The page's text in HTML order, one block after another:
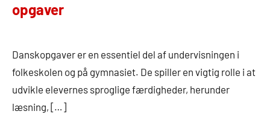
opgaver
oktober
2024
Danskopgaver er en essentiel del af undervisningen i
folkeskolen og på gymnasiet. De spiller en vigtig rolle i at
udvikle elevernes sproglige færdigheder, herunder
læsning, […]